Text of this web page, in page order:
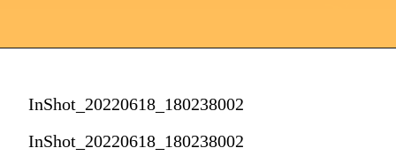
InShot_20220618_180238002
InShot_20220618_180238002